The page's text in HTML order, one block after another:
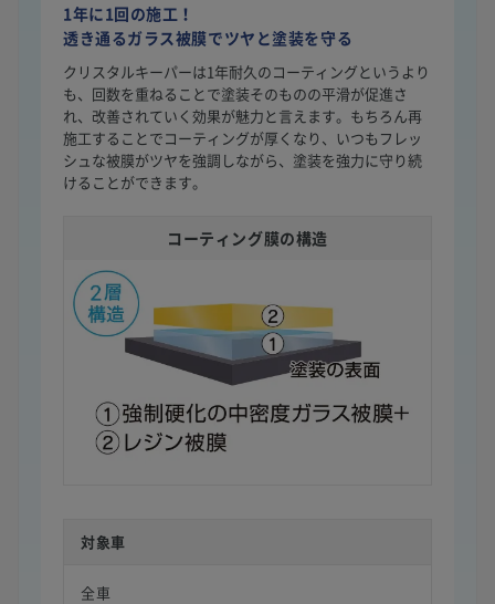
1年に1回の施工！
透き通るガラス被膜でツヤと塗装を守る
クリスタルキーパーは1年耐久のコーティングというより
も、回数を重ねることで塗装そのものの平滑が促進さ
れ、改善されていく効果が魅力と言えます。もちろん再
施工することでコーティングが厚くなり、いつもフレッ
シュな被膜がツヤを強調しながら、塗装を強力に守り続
けることができます。
コーティング膜の構造
対象車
全車